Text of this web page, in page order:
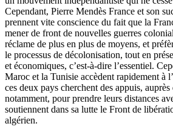
Cependant, Pierre Mendès France et son
prennent vite conscience du fait que la
mener de front de nouvelles guerres
réclame de plus en plus de moyens, et
le processus de décolonisation, tout en
et économiques, c’est-à-dire l’essentiel.
Maroc et la Tunisie accèdent rapidement à
ces deux pays cherchent des appuis,
notamment, pour prendre leurs distances
soutiennent dans sa lutte le Front de
algérien.